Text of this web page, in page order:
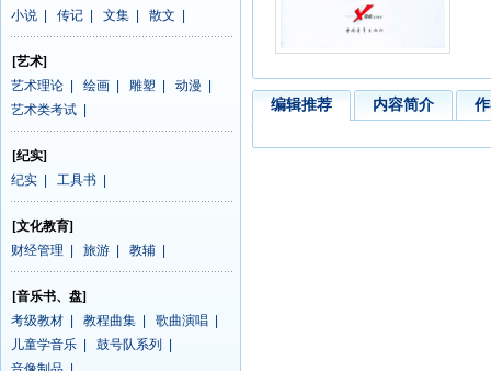
小说
传记 文集 散文
[艺术]
艺术理论
绘画 雕塑 动漫
艺术类考试
[纪实]
纪实
工具书
[文化教育]
财经管理
旅游 教辅
[音乐书、盘]
考级教材
教程曲集 歌曲演唱
儿童学音乐
鼓号队系列
编辑推荐 内容简介